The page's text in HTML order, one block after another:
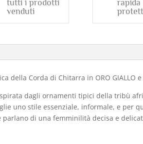
tutti i prodotti
venduti
rapida
della Corda di Chitarra in ORO GIALLO e
dagli ornamenti tipici della tribù
uno stile essenziale, informale, e per
di una femminilità decisa e